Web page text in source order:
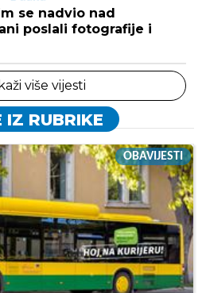
se nadvio nad
poslali fotografije i
više vijesti
IZ RUBRIKE
OBAVIJESTI